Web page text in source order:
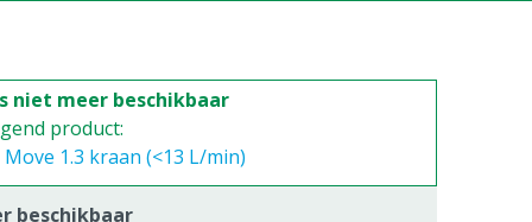
niet meer beschikbaar
product:
1.3 kraan (<13 L/min)
beschikbaar